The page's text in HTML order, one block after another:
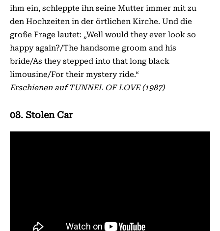
ihm ein, schleppte ihn seine Mutter immer mit zu
den Hochzeiten in der örtlichen Kirche. Und die
große Frage lautet: „Well would they ever look so
happy again?/The handsome groom and his
bride/As they stepped into that long black
limousine/For their mystery ride.“
Erschienen auf TUNNEL OF LOVE (1987)
08. Stolen Car